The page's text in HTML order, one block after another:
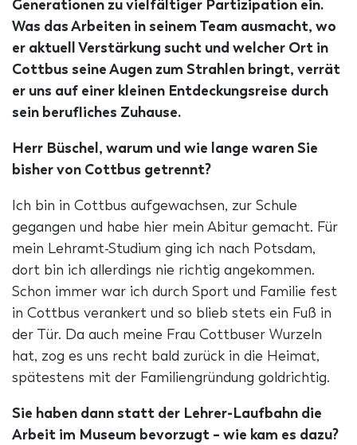
Generationen zu vielfältiger Partizipation ein.
Was das Arbeiten in seinem Team ausmacht, wo
er aktuell Verstärkung sucht und welcher Ort in
Cottbus seine Augen zum Strahlen bringt, verrät
er uns auf einer kleinen Entdeckungsreise durch
sein berufliches Zuhause.
Herr Büschel, warum und wie lange waren Sie
bisher von Cottbus getrennt?
Ich bin in Cottbus aufgewachsen, zur Schule
gegangen und habe hier mein Abitur gemacht. Für
mein Lehramt-Studium ging ich nach Potsdam,
dort bin ich allerdings nie richtig angekommen.
Schon immer war ich durch Sport und Familie fest
in Cottbus verankert und so blieb stets ein Fuß in
der Tür. Da auch meine Frau Cottbuser Wurzeln
hat, zog es uns recht bald zurück in die Heimat,
spätestens mit der Familiengründung goldrichtig.
Sie haben dann statt der Lehrer-Laufbahn die
Arbeit im Museum bevorzugt – wie kam es dazu?